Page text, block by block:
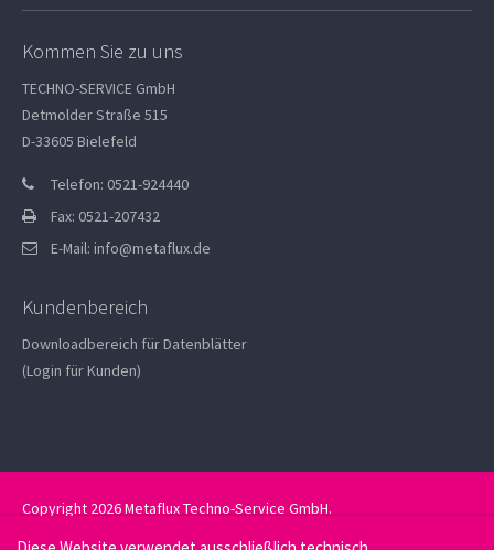
Kommen Sie zu uns
TECHNO-SERVICE GmbH
Detmolder Straße 515
D-33605 Bielefeld
Telefon: 0521-924440
Fax: 0521-207432
E-Mail: info@metaflux.de
Kundenbereich
Downloadbereich für Datenblätter
(Login für Kunden)
Copyright 2026 Metaflux Techno-Service GmbH.
Datenschutz
Impressum